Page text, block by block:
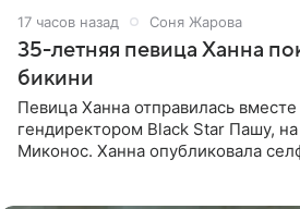
17 часов назад Соня Жарова
35-летняя певица Ханна
бикини
Певица Ханна отправилась
гендиректором Black Star Пашу,
Миконос. Ханна опубликовала